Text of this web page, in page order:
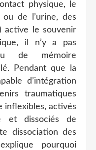
physique, le
de l’urine, des
active le souvenir
il n’y a pas
de mémoire
Pendant que la
d’intégration
traumatiques
inflexibles, activés
et dissociés de
dissociation des
pourquoi